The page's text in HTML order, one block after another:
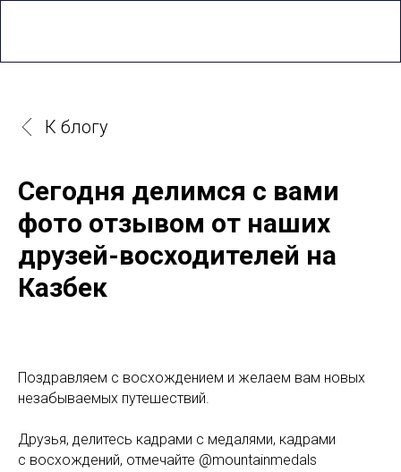
К блогу
Сегодня делимся с вами
фото отзывом от наших
друзей-восходителей на
Казбек
Поздравляем с восхождением и желаем вам новых
незабываемых путешествий.
Друзья, делитесь кадрами с медалями, кадрами
с восхождений, отмечайте @mountainmedals